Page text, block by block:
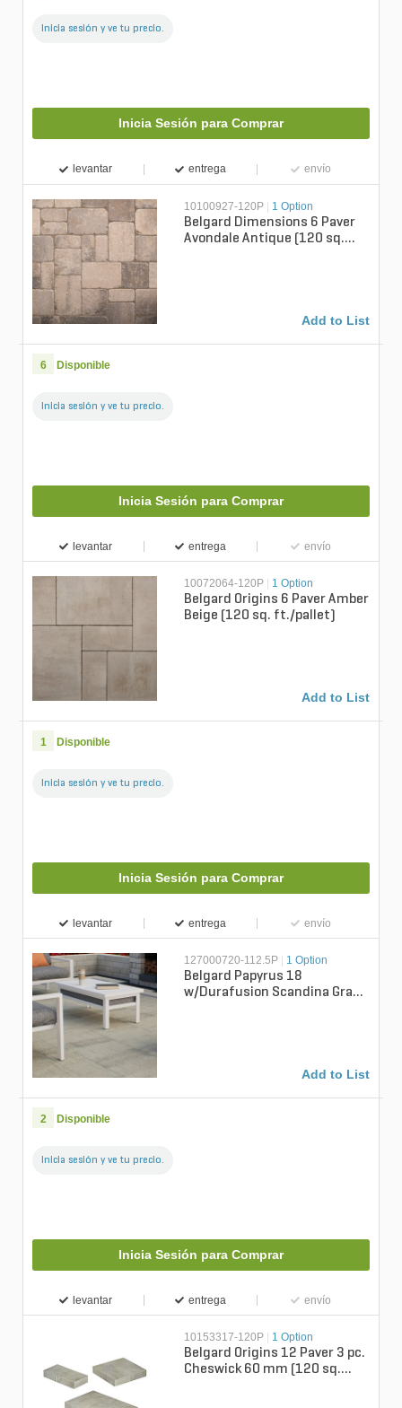
Inicia sesión y ve tu precio.
Inicia Sesión para Comprar
levantar entrega envío
10100927-120P | 1 Option
Belgard Dimensions 6 Paver
Avondale Antique (120 sq.
Add to List
6 Disponible
Inicia sesión y ve tu precio.
Inicia Sesión para Comprar
levantar entrega envío
10072064-120P 1 Option
Belgard Origins 6 Paver Amber
Beige (120 sq. ft./pallet)
Add to List
1 Disponible
Inicia sesión y ve tu precio.
Inicia Sesión para Comprar
levantar entrega envío
127000720-112.5P 1 Option
Belgard Papyrus 18
w/Durafusion Scandina Gray
Add to List
2 Disponible
Inicia sesión y ve tu precio.
Inicia Sesión para Comprar
levantar entrega envío
10153317-120P 1 Option
Belgard Origins 12 Paver 3 pc.
Cheswick 60 mm (120 sq.